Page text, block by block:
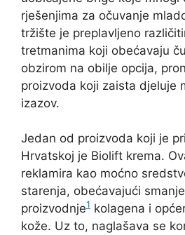
rješenjima za očuvanje
tržište je preplavljeno
tretmanima koji obećavaju
obzirom na obilje opcija,
proizvoda koji zaista djeluje
izazov.
Jedan od proizvoda koji je
Hrvatskoj je Biolift krema.
reklamira kao moćno
starenja, obećavajući
proizvodnje1 kolagena i
kože. Uz to, naglašava se